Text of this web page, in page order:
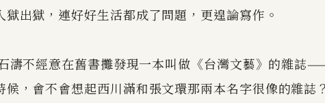
獄出獄，連好好生活都成了問題，更遑論寫作。
濤不經意在舊書攤發現一本叫做《台灣文藝》的雜誌
候，會不會想起西川滿和張文環那兩本名字很像的雜誌